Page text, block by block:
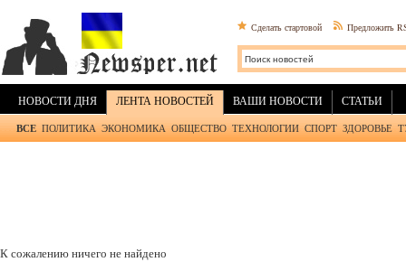
Сделать стартовой Предложить
НОВОСТИ ДНЯ ЛЕНТА НОВОСТЕЙ ВАШИ НОВОСТИ
СТАТЬИ
ВСЕ ПОЛИТИКА ЭКОНОМИКА ОБЩЕСТВО ТЕХНОЛОГИИ СПОРТ ЗДОРОВЬЕ
К сожалению ничего не найдено